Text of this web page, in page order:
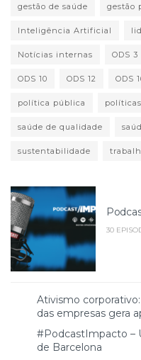
gestão de saúde gestão
Inteligência Artificial
Notícias internas ODS 3
ODS 10 ODS 12 ODS
política pública
saúde de qualidade
sustentabilidade
30
Ativismo
das empresas gera
#PodcastImpacto –
de Barcelona